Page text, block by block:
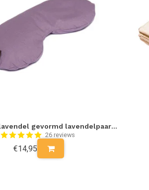
Oogkussen lavendel gevormd lavendelpaars eco - Lotus
26 reviews
€14,95